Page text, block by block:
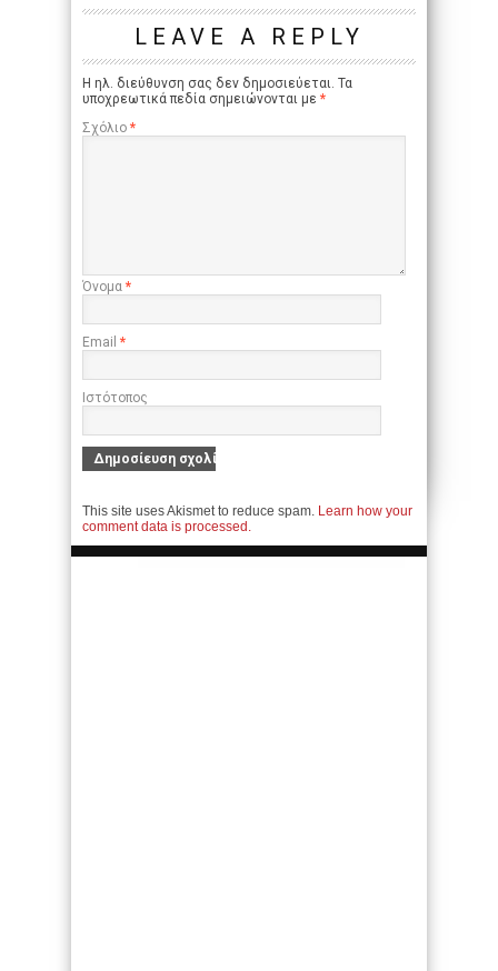
LEAVE A REPLY
Η ηλ. διεύθυνση σας δεν δημοσιεύεται. Τα
υποχρεωτικά πεδία σημειώνονται με *
Σχόλιο *
Όνομα *
Email *
Ιστότοπος
This site uses Akismet to reduce spam. Learn how your
comment data is processed.